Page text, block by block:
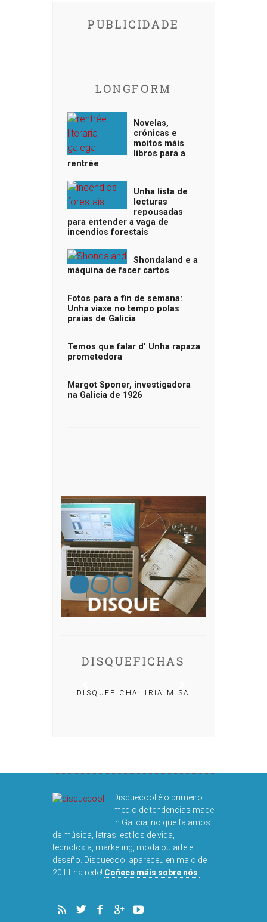
PUBLICIDADE
LONGFORM
Novelas,
crónicas e
moitos máis
libros para a
rentrée
Unha lista de
lecturas
repousadas
para entender a vaga de
incendios forestais
Shondaland e a
máquina de facer cartos
Fotos para a fin de semana:
Unha viaxe no tempo polas
praias de Galicia
Temos que falar d’ Unha rapaza
prometedora
Margot Sponer, investigadora
na Galicia de 1926
DISQUEFICHAS
DISQUEFICHA: IRIA MISA
Disquecool é o primeiro
medio de tendencias made
in Galicia, no que falamos
de música, letras, estilos de vida,
tecnoloxía, marketing, moda ou arte e
deseño. Disquecool apareceu en maio de
2011 na rede! Coñece máis sobre nós